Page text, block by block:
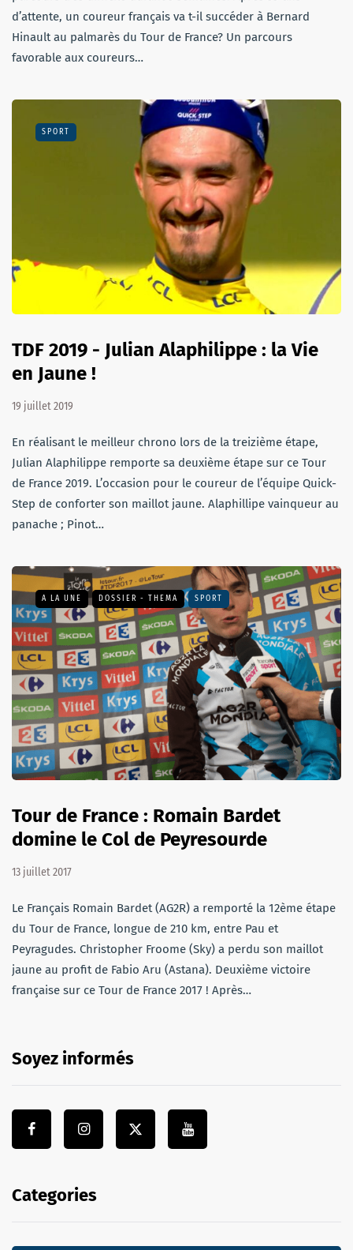
d’attente, un coureur français va t-il succéder à Bernard
Hinault au palmarès du Tour de France? Un parcours
favorable aux coureurs…
SPORT
TDF 2019 - Julian Alaphilippe : la Vie
en Jaune !
19 juillet 2019
En réalisant le meilleur chrono lors de la treizième étape,
Julian Alaphilippe remporte sa deuxième étape sur ce Tour
de France 2019. L’occasion pour le coureur de l’équipe Quick-
Step de conforter son maillot jaune. Alaphillipe vainqueur au
panache ; Pinot…
A LA UNE DOSSIER - THEMA SPORT
Tour de France : Romain Bardet
domine le Col de Peyresourde
13 juillet 2017
Le Français Romain Bardet (AG2R) a remporté la 12ème étape
du Tour de France, longue de 210 km, entre Pau et
Peyragudes. Christopher Froome (Sky) a perdu son maillot
jaune au profit de Fabio Aru (Astana). Deuxième victoire
française sur ce Tour de France 2017 ! Après…
Soyez informés
Categories